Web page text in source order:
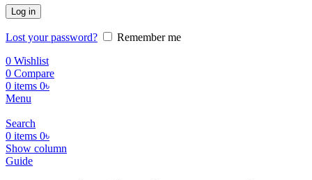
Log in
Lost your password?
Remember me
0 Wishlist
0 Compare
0 items 0৳
Menu
Search
0 items 0৳
Show column
Guide